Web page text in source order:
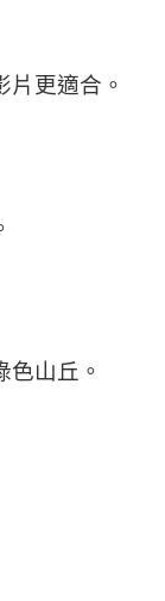
片更適合。
色山丘。